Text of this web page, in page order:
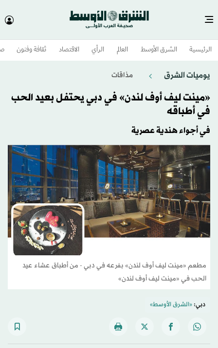
الرئيسية الشرق الأوسط​ العالم الرأي الاقتصاد ثقافة وفنون
يوميات الشرق مذاقات
«مينت ليف أوف لندن» في دبي يحتفل بعيد الحب
في أطباقه
في أجواء هندية عصرية
مطعم «مينت ليف أوف لندن» بفرعه في دبي - من أطباق عشاء عيد
الحب في «مينت ليف أوف لندن»
دبي:«الشرق الأوسط»